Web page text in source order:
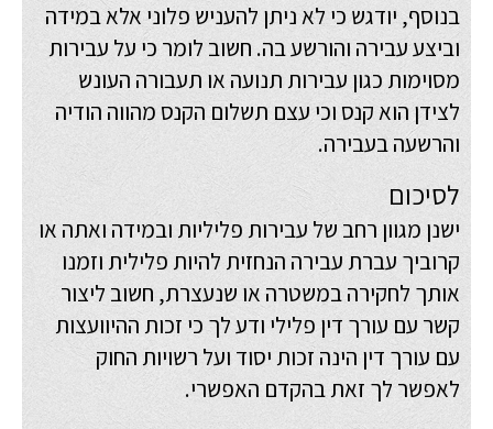
בנוסף, יודגש כי לא ניתן להעניש פלוני אלא במידה
וביצע עבירה והורשע בה. חשוב לומר כי על עבירות
מסוימות כגון עבירות תנועה או תעבורה העונש
לצידן הוא קנס וכי עצם תשלום הקנס מהווה הודיה
והרשעה בעבירה.
לסיכום
ישנן מגוון רחב של עבירות פליליות ובמידה ואתה או
קרוביך עברת עבירה הנחזית להיות פלילית וזמנו
אותך לחקירה במשטרה או שנעצרת, חשוב ליצור
קשר עם עורך דין פלילי ודע לך כי זכות ההיוועצות
עם עורך דין הינה זכות יסוד ועל רשויות החוק
לאפשר לך זאת בהקדם האפשרי.